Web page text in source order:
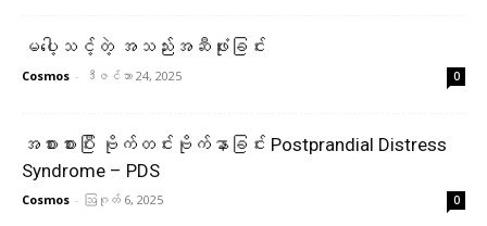
မပေါ့သင့်တဲ့ အသည်းအဆီဖုံးခြင်း
Cosmos - ဒီဇင်ဘာ 24, 2025 0
အစားစားပြီး ဗိုက်တင်းဗိုက်နာခြင်း Postprandial Distress
Syndrome – PDS
Cosmos - ဩဂုတ် 6, 2025 0